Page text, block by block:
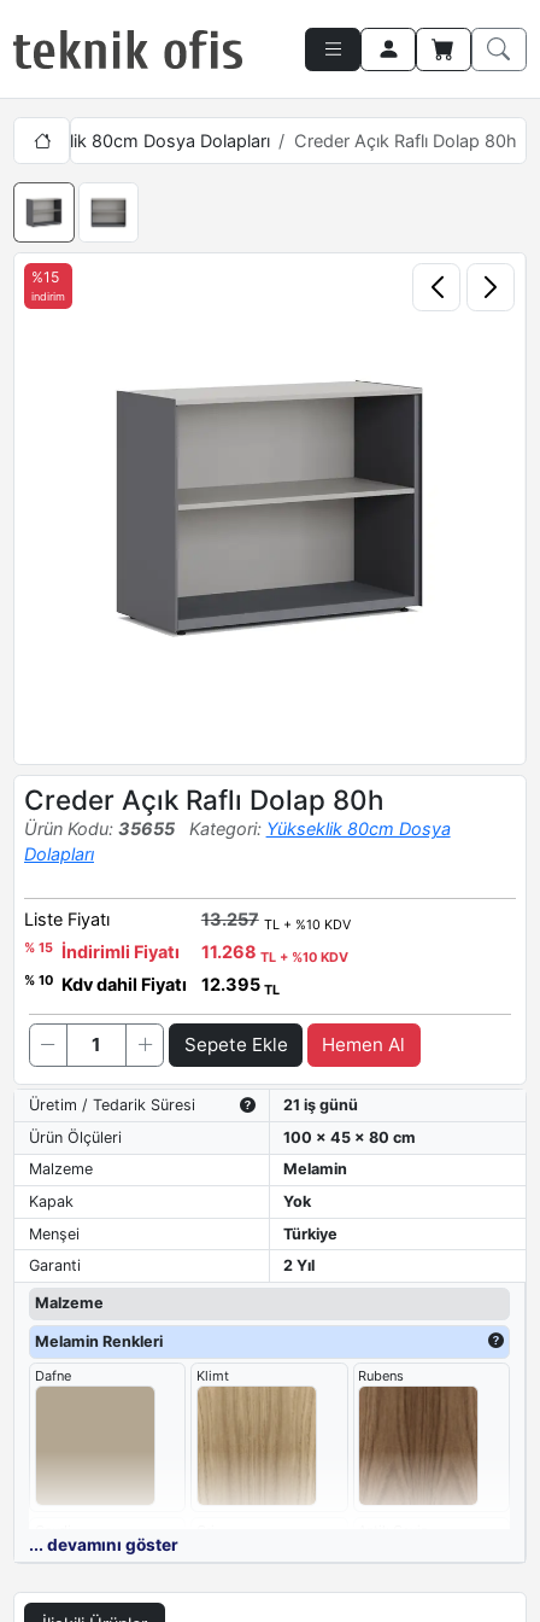
Yükseklik 80cm Dosya Dolapları Creder Açık Raflı Dolap 80h
%15
indirim
Creder Açık Raflı Dolap 80h
Ürün Kodu: 35655 Kategori: Yükseklik 80cm Dosya
Dolapları
Liste Fiyatı 13.257 TL + %10 KDV
% 15
İndirimli Fiyatı 11.268 TL + %10 KDV
% 10
Kdv dahil Fiyatı 12.395 TL
Sepete Ekle Hemen Al
Üretim / Tedarik Süresi
21 iş günü
Ürün Ölçüleri
100 x 45 x 80 cm
Malzeme
Melamin
Kapak
Yok
Menşei
Türkiye
Garanti
2 Yıl
Malzeme
Melamin Renkleri
Dafne Klimt Rubens
... devamını göster